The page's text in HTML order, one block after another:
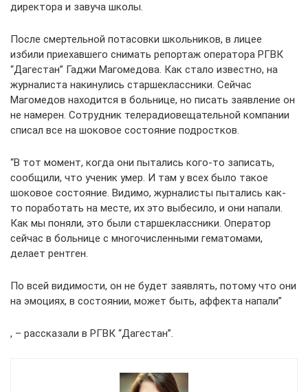
директора и завуча школы.
После смертельной потасовки школьников, в лицее
избили приехавшего снимать репортаж оператора РГВК
“Дагестан” Гаджи Магомедова. Как стало известно, на
журналиста накинулись старшеклассники. Сейчас
Магомедов находится в больнице, но писать заявление он
не намерен. Сотрудник телерадиовещательной компании
списал все на шоковое состояние подростков.
“В тот момент, когда они пытались кого-то записать,
сообщили, что ученик умер. И там у всех было такое
шоковое состояние. Видимо, журналисты пытались как-
то поработать на месте, их это выбесило, и они напали.
Как мы поняли, это были старшеклассники. Оператор
сейчас в больнице с многочисленными гематомами,
делает рентген.
По всей видимости, он не будет заявлять, потому что они
на эмоциях, в состоянии, может быть, аффекта напали”
, – рассказали в РГВК “Дагестан”.